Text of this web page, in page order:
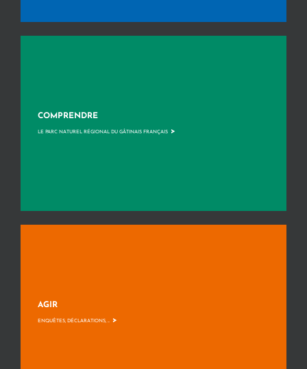
COMPRENDRE
LE PARC NATUREL RÉGIONAL DU GÂTINAIS FRANÇAIS >
AGIR
ENQUÊTES, DÉCLARATIONS, ... >